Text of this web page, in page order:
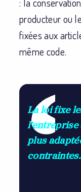
producteur ou
fixées aux
même code.
La loi fixe
plus
contraintes.